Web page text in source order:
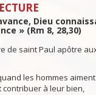
Dieu
» (Rm 8, 28,30)
de saint Paul apôtre
les hommes
contribuer à leur bien,